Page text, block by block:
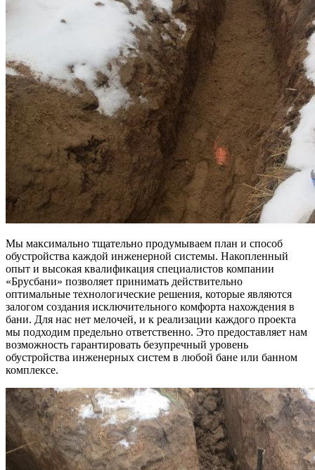
Мы максимально тщательно продумываем план и способ
обустройства каждой инженерной системы. Накопленный
опыт и высокая квалификация специалистов компании
«Брусбани» позволяет принимать действительно
оптимальные технологические решения, которые являются
залогом создания исключительного комфорта нахождения в
бани. Для нас нет мелочей, и к реализации каждого проекта
мы подходим предельно ответственно. Это предоставляет нам
возможность гарантировать безупречный уровень
обустройства инженерных систем в любой бане или банном
комплексе.